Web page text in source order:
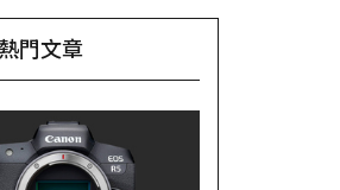
熱門文章